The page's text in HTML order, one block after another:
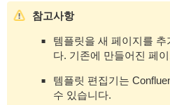
참고사항
템플릿을 새 페이지를
다. 기존에 만들어진 페
템플릿 편집기는
수 있습니다.